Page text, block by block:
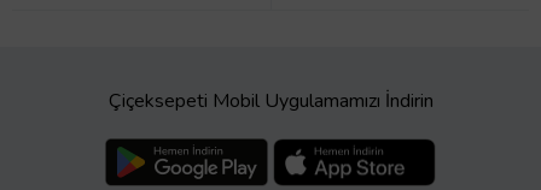
Çiçeksepeti Mobil Uygulamamızı İndirin